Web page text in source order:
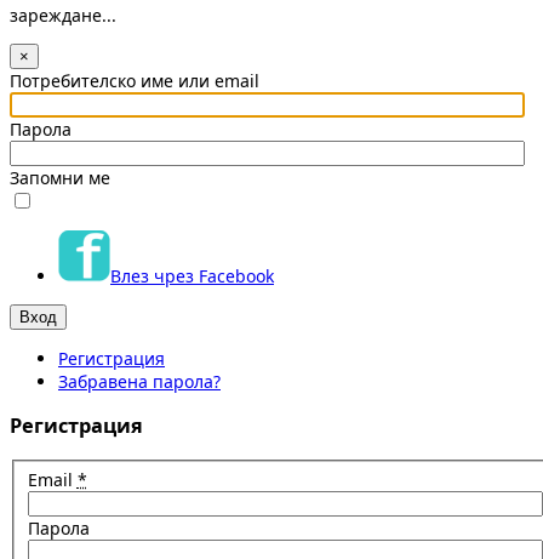
зареждане...
×
Потребителско име или email
Парола
Запомни ме
Влез чрез Facebook
Регистрация
Забравена парола?
Регистрация
Email *
Парола